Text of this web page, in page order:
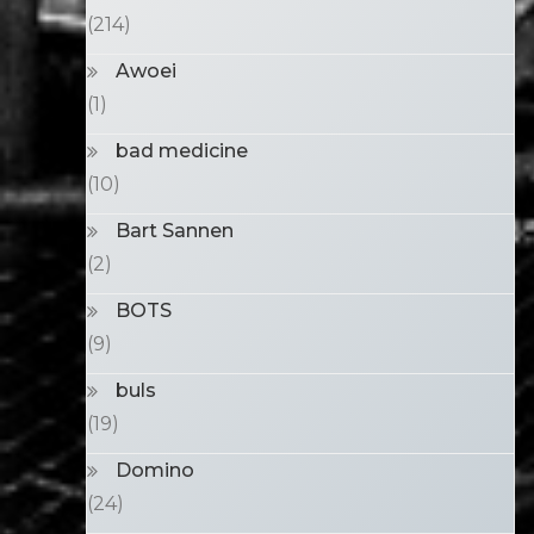
(214)
Awoei
(1)
bad medicine
(10)
Bart Sannen
(2)
BOTS
(9)
buls
(19)
Domino
(24)